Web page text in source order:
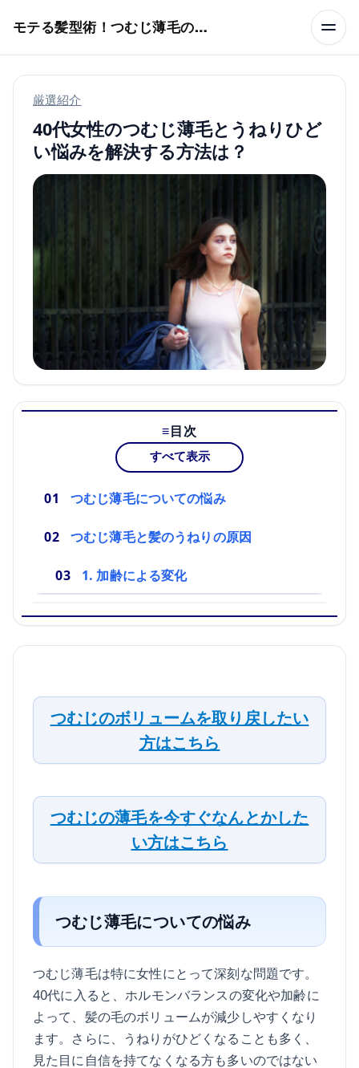
モテる髪型術！つむじ薄毛の隠し方
厳選紹介
40代女性のつむじ薄毛とうねりひど
い悩みを解決する方法は？
目次
すべて表示
つむじ薄毛についての悩み
つむじ薄毛と髪のうねりの原因
1. 加齢による変化
つむじのボリュームを取り戻したい
方はこちら
つむじの薄毛を今すぐなんとかした
い方はこちら
つむじ薄毛についての悩み
つむじ薄毛は特に女性にとって深刻な問題です。
40代に入ると、ホルモンバランスの変化や加齢に
よって、髪の毛のボリュームが減少しやすくなり
ます。さらに、うねりがひどくなることも多く、
見た目に自信を持てなくなる方も多いのではない